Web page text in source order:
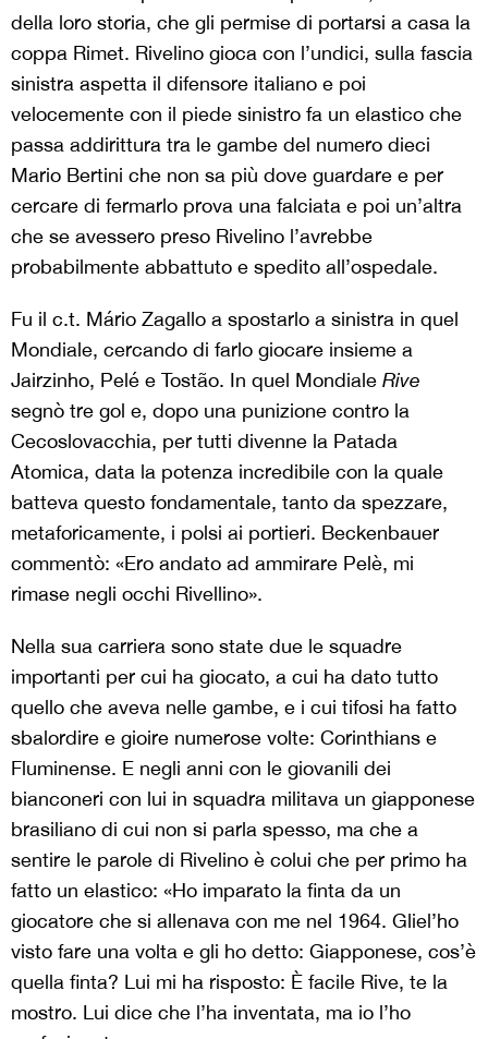
della loro storia, che gli permise di portarsi a casa la
coppa Rimet. Rivelino gioca con l’undici, sulla fascia
sinistra aspetta il difensore italiano e poi
velocemente con il piede sinistro fa un elastico che
passa addirittura tra le gambe del numero dieci
Mario Bertini che non sa più dove guardare e per
cercare di fermarlo prova una falciata e poi un’altra
che se avessero preso Rivelino l’avrebbe
probabilmente abbattuto e spedito all’ospedale.
Fu il c.t. Mário Zagallo a spostarlo a sinistra in quel
Mondiale, cercando di farlo giocare insieme a
Jairzinho, Pelé e Tostão. In quel Mondiale Rive
segnò tre gol e, dopo una punizione contro la
Cecoslovacchia, per tutti divenne la Patada
Atomica, data la potenza incredibile con la quale
batteva questo fondamentale, tanto da spezzare,
metaforicamente, i polsi ai portieri. Beckenbauer
commentò: «Ero andato ad ammirare Pelè, mi
rimase negli occhi Rivellino».
Nella sua carriera sono state due le squadre
importanti per cui ha giocato, a cui ha dato tutto
quello che aveva nelle gambe, e i cui tifosi ha fatto
sbalordire e gioire numerose volte: Corinthians e
Fluminense. E negli anni con le giovanili dei
bianconeri con lui in squadra militava un giapponese
brasiliano di cui non si parla spesso, ma che a
sentire le parole di Rivelino è colui che per primo ha
fatto un elastico: «Ho imparato la finta da un
giocatore che si allenava con me nel 1964. Gliel’ho
visto fare una volta e gli ho detto: Giapponese, cos’è
quella finta? Lui mi ha risposto: È facile Rive, te la
mostro. Lui dice che l’ha inventata, ma io l’ho